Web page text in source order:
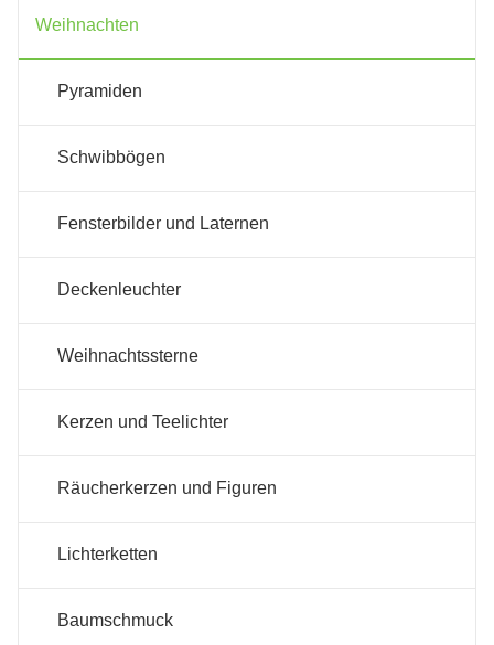
Weihnachten
Pyramiden
Schwibbögen
Fensterbilder und Laternen
Deckenleuchter
Weihnachtssterne
Kerzen und Teelichter
Räucherkerzen und Figuren
Lichterketten
Baumschmuck